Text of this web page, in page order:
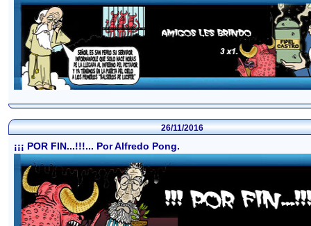
26/11/2016
¡¡¡ POR FIN...!!!... Por Alfredo Pong.